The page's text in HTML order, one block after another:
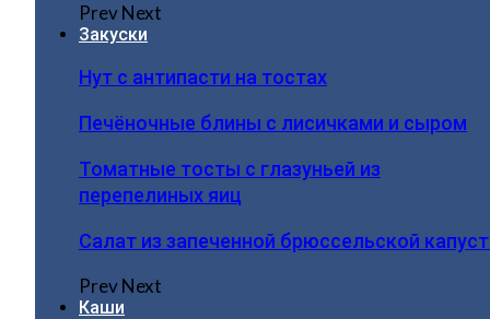
PrevNext
Закуски
Нут с антипасти на тостах
Печёночные блины с лисичками и сыром
Томатные тосты с глазуньей из
перепелиных яиц
Салат из запеченной брюссельской
PrevNext
Каши